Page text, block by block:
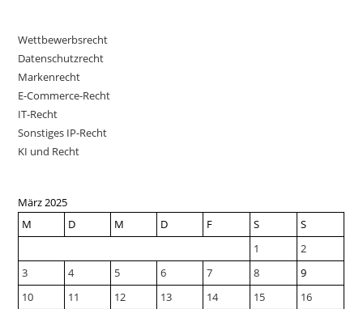
Wettbewerbsrecht
Datenschutzrecht
Markenrecht
E-Commerce-Recht
IT-Recht
Sonstiges IP-Recht
KI und Recht
März 2025
M
D M D F S
S
1
2
3
4 5 6 7 8
9
10
11 12 13 14 15
16